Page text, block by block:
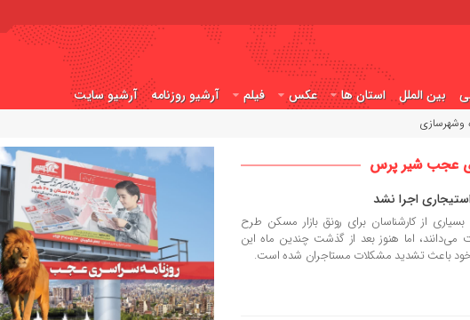
بین الملل استان ها عکس فیلم آرشیو روزنامه آرشیو سایت
وشهرسازی
عجب شیر پرس
اجرا نشد
از کارشناسان برای رونق بازار مسکن طرح
اما هنوز بعد از گذشت چندین ماه این
باعث تشدید مشکلات مستاجران شده است.